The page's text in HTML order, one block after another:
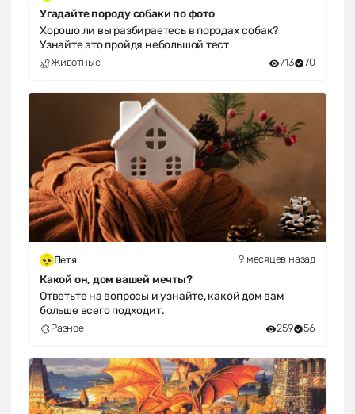
Угадайте породу собаки по фото
Хорошо ли вы разбираетесь в породах собак?
Узнайте это пройдя небольшой тест
Животные 713 70
Петя 9 месяцев назад
Какой он, дом вашей мечты?
Ответьте на вопросы и узнайте, какой дом вам
больше всего подходит.
Разное 259 56